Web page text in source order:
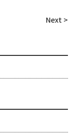
Next >